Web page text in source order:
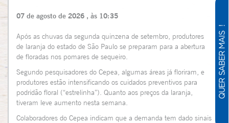
07 de agosto de 2026 , às 10:35
Após as chuvas da segunda quinzena de setembro, produtores
de laranja do estado de São Paulo se preparam para a abertura
de floradas nos pomares de sequeiro.
Segundo pesquisadores do Cepea, algumas áreas já floriram, e
produtores estão intensificando os cuidados preventivos para
podridão floral (“estrelinha”). Quanto aos preços da laranja,
tiveram leve aumento nesta semana.
Colaboradores do Cepea indicam que a demanda tem dado sinais